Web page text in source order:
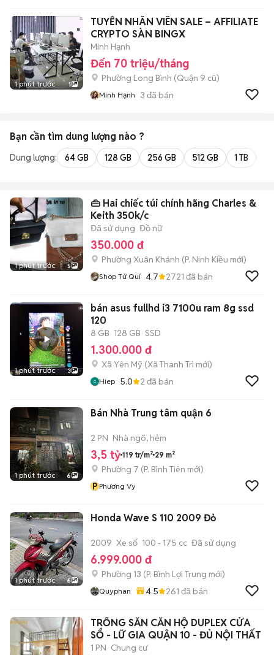
1 phút trước 1
TUYỂN NHÂN VIÊN SALE – AFFILIATE
CRYPTO SÀN BINGX
Minh Hạnh
Đến 70 triệu/tháng
Phường Long Bình (Quận 9 cũ)
Minh Hạnh 3 đã bán
Bạn cần tìm dung lượng nào ?
Dung lượng: 64 GB 128 GB 256 GB 512 GB 1 TB
1 phút trước 5
👜 Hai chiếc túi chính hãng Charles &
Keith 350k/c
Đã sử dụng Đồ nữ
350.000 đ
Phường Xuân Khánh (P. Ninh Kiều mới)
Shop Tứ Quí 4.7 2721 đã bán
1 phút trước 3
bán asus fullhd i3 7100u ram 8g ssd
120
8 GB 128 GB SSD
1.300.000 đ
Xã Yên Mỹ (Xã Thanh Trì mới)
Hiep 5.0 2 đã bán
1 phút trước 6
Bán Nhà Trung tâm quận 6
2 PN Nhà ngõ, hẻm
3,5 tỷ 119 tr/m² 29 m²
Phường 7 (P. Bình Tiên mới)
P Phương Vy
1 phút trước 6
Honda Wave S 110 2009 Đỏ
2009 Xe số 100 - 175 cc Đã sử dụng
6.999.000 đ
Phường 13 (P. Bình Lợi Trung mới)
Quyphan 4.5 261 đã bán
TRỐNG SẴN CĂN HỘ DUPLEX CỬA
SỔ - LỮ GIA QUẬN 10 - ĐỦ NỘI THẤT
1 PN Chung cư